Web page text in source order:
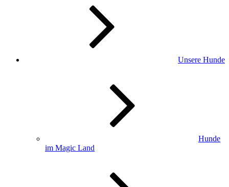
Unsere Hunde
Hunde
im Magic Land